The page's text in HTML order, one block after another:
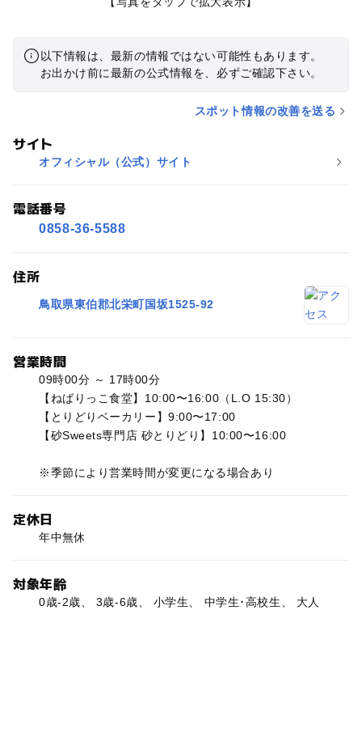
以下情報は、最新の情報ではない可能性もあります。
お出かけ前に最新の公式情報を、必ずご確認下さい。
スポット情報の改善を送る
サイト
オフィシャル（公式）サイト
電話番号
0858-36-5588
住所
鳥取県東伯郡北栄町国坂1525-92
営業時間
09時00分 ～ 17時00分
【ねばりっこ食堂】10:00〜16:00（L.O 15:30）
【とりどりベーカリー】9:00〜17:00
【砂Sweets専門店 砂とりどり】10:00〜16:00
※季節により営業時間が変更になる場合あり
定休日
年中無休
対象年齢
0歳-2歳、 3歳-6歳、 小学生、 中学生･高校生、 大人